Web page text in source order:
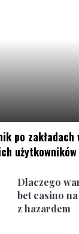
po
użytkowników
Dlaczego
bet casino
z hazardem